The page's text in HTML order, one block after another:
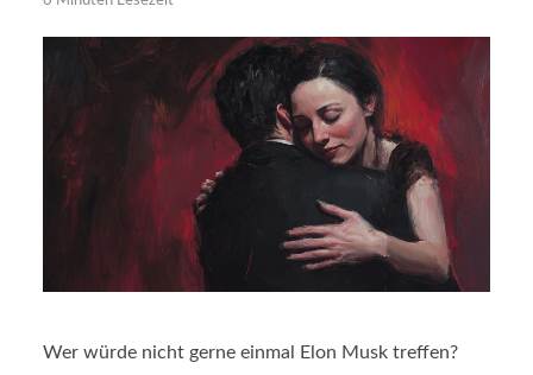
Wer würde nicht gerne einmal Elon Musk treffen?